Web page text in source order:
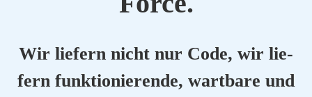
Wir lie­fern nicht nur Code, wir lie­
fern funk­tio­nie­ren­de, wart­ba­re und